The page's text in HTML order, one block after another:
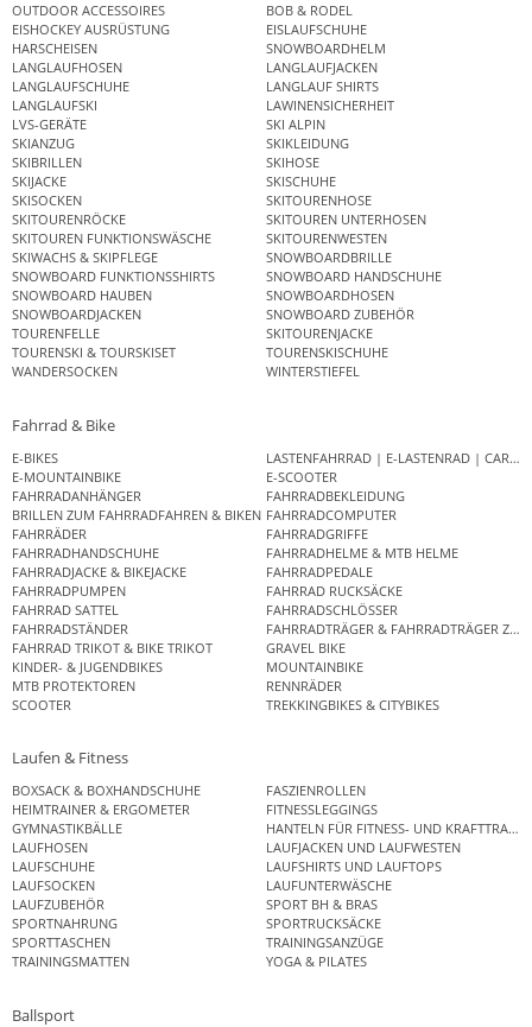
OUTDOOR ACCESSOIRES
BOB & RODEL
EISHOCKEY AUSRÜSTUNG
EISLAUFSCHUHE
HARSCHEISEN
SNOWBOARDHELM
LANGLAUFHOSEN
LANGLAUFJACKEN
LANGLAUFSCHUHE
LANGLAUF SHIRTS
LANGLAUFSKI
LAWINENSICHERHEIT
LVS-GERÄTE
SKI ALPIN
SKIANZUG
SKIKLEIDUNG
SKIBRILLEN
SKIHOSE
SKIJACKE
SKISCHUHE
SKISOCKEN
SKITOURENHOSE
SKITOURENRÖCKE
SKITOUREN UNTERHOSEN
SKITOUREN FUNKTIONSWÄSCHE
SKITOURENWESTEN
SKIWACHS & SKIPFLEGE
SNOWBOARDBRILLE
SNOWBOARD FUNKTIONSSHIRTS
SNOWBOARD HANDSCHUHE
SNOWBOARD HAUBEN
SNOWBOARDHOSEN
SNOWBOARDJACKEN
SNOWBOARD ZUBEHÖR
TOURENFELLE
SKITOURENJACKE
TOURENSKI & TOURSKISET
TOURENSKISCHUHE
WANDERSOCKEN
WINTERSTIEFEL
Fahrrad & Bike
E-BIKES
LASTENFAHRRAD | E-LASTENRAD |
E-MOUNTAINBIKE
E-SCOOTER
FAHRRADANHÄNGER
FAHRRADBEKLEIDUNG
BRILLEN ZUM FAHRRADFAHREN & BIKEN FAHRRADCOMPUTER
FAHRRÄDER
FAHRRADGRIFFE
FAHRRADHANDSCHUHE
FAHRRADHELME & MTB HELME
FAHRRADJACKE & BIKEJACKE
FAHRRADPEDALE
FAHRRADPUMPEN
FAHRRAD RUCKSÄCKE
FAHRRAD SATTEL
FAHRRADSCHLÖSSER
FAHRRADSTÄNDER
FAHRRADTRÄGER & FAHRRADTRÄGER
FAHRRAD TRIKOT & BIKE TRIKOT
GRAVEL BIKE
KINDER- & JUGENDBIKES
MOUNTAINBIKE
MTB PROTEKTOREN
RENNRÄDER
SCOOTER
TREKKINGBIKES & CITYBIKES
Laufen & Fitness
BOXSACK & BOXHANDSCHUHE
FASZIENROLLEN
HEIMTRAINER & ERGOMETER
FITNESSLEGGINGS
GYMNASTIKBÄLLE
HANTELN FÜR FITNESS- UND
LAUFHOSEN
LAUFJACKEN UND LAUFWESTEN
LAUFSCHUHE
LAUFSHIRTS UND LAUFTOPS
LAUFSOCKEN
LAUFUNTERWÄSCHE
LAUFZUBEHÖR
SPORT BH & BRAS
SPORTNAHRUNG
SPORTRUCKSÄCKE
SPORTTASCHEN
TRAININGSANZÜGE
TRAININGSMATTEN
YOGA & PILATES
Ballsport